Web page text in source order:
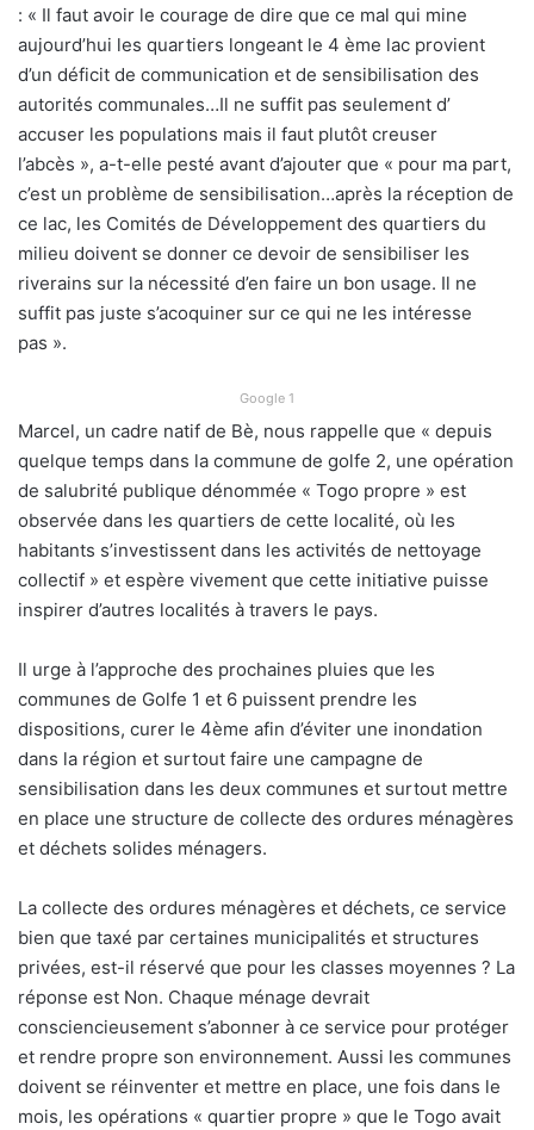
: « Il faut avoir le courage de dire que ce mal qui mine
aujourd’hui les quartiers longeant le 4 ème lac provient
d’un déficit de communication et de sensibilisation des
autorités communales…Il ne suffit pas seulement d’
accuser les populations mais il faut plutôt creuser
l’abcès », a-t-elle pesté avant d’ajouter que « pour ma part,
c’est un problème de sensibilisation…après la réception de
ce lac, les Comités de Développement des quartiers du
milieu doivent se donner ce devoir de sensibiliser les
riverains sur la nécessité d’en faire un bon usage. Il ne
suffit pas juste s’acoquiner sur ce qui ne les intéresse
pas ».
Google 1
Marcel, un cadre natif de Bè, nous rappelle que « depuis
quelque temps dans la commune de golfe 2, une opération
de salubrité publique dénommée « Togo propre » est
observée dans les quartiers de cette localité, où les
habitants s’investissent dans les activités de nettoyage
collectif » et espère vivement que cette initiative puisse
inspirer d’autres localités à travers le pays.
Il urge à l’approche des prochaines pluies que les
communes de Golfe 1 et 6 puissent prendre les
dispositions, curer le 4ème afin d’éviter une inondation
dans la région et surtout faire une campagne de
sensibilisation dans les deux communes et surtout mettre
en place une structure de collecte des ordures ménagères
et déchets solides ménagers.
La collecte des ordures ménagères et déchets, ce service
bien que taxé par certaines municipalités et structures
privées, est-il réservé que pour les classes moyennes ? La
réponse est Non. Chaque ménage devrait
consciencieusement s’abonner à ce service pour protéger
et rendre propre son environnement. Aussi les communes
doivent se réinventer et mettre en place, une fois dans le
mois, les opérations « quartier propre » que le Togo avait